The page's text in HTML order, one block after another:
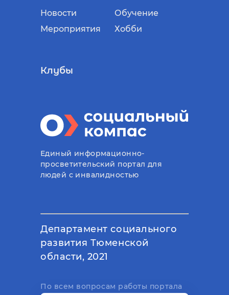
Новости
Мероприятия
Обучение
Хобби
Клубы
Единый информационно-
просветительский портал для
людей с инвалидностью
Департамент социального
развития Тюменской
области, 2021
По всем вопросам работы портала